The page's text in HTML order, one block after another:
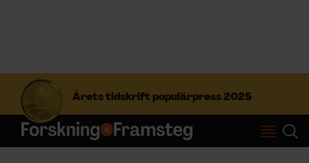
Årets tidskrift populärpress 2025
S
f
t
Prenumerera